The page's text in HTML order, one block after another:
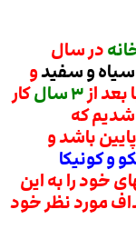
در سال
سیاه و سفیدو
بعد از۳ سال
کار
شدیم که
باشد و
و کونیکا
خود را به این
مورد نظر خود